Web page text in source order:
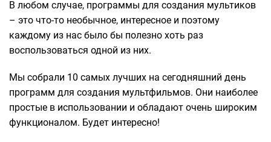
В любом случае, программы для создания мультиков
– это что-то необычное, интересное и поэтому
каждому из нас было бы полезно хоть раз
воспользоваться одной из них.
Мы собрали 10 самых лучших на сегодняшний день
программ для создания мультфильмов. Они наиболее
простые в использовании и обладают очень широким
функционалом. Будет интересно!